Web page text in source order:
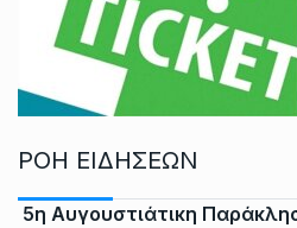
ΡΟΗ ΕΙΔΗΣΕΩΝ
5η Αυγουστιάτικη